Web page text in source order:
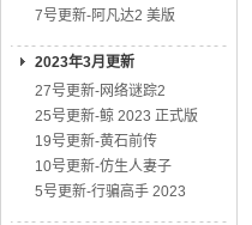
7号更新-阿凡达2 美版
2023年3月更新
27号更新-网络谜踪2
25号更新-鲸 2023 正式版
19号更新-黄石前传
10号更新-仿生人妻子
5号更新-行骗高手 2023